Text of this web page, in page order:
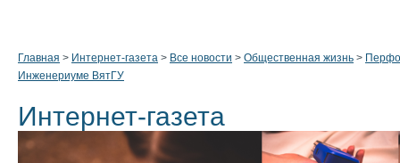
Главная > Интернет-газета > Все новости > Общественная жизнь >
Инженериуме ВятГУ
Интернет-газета